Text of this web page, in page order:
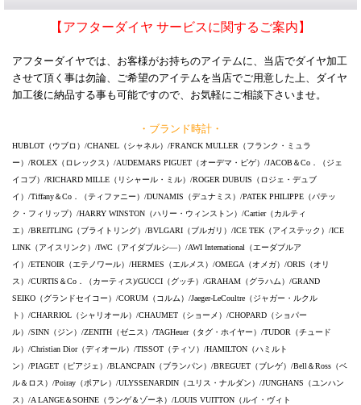
【アフターダイヤ サービスに関するご案内】
アフターダイヤでは、お客様がお持ちのアイテムに、当店でダイヤ加工
させて頂く事は勿論、ご希望のアイテムを当店でご用意した上、ダイヤ
加工後に納品する事も可能ですので、お気軽にご相談下さいませ。
・ブランド時計・
HUBLOT（ウブロ）/CHANEL（シャネル）/FRANCK MULLER（フランク・ミュラ
ー）/ROLEX（ロレックス）/AUDEMARS PIGUET（オーデマ・ピゲ）/JACOB＆Co．（ジェ
イコブ）/RICHARD MILLE（リシャール・ミル）/ROGER DUBUIS（ロジェ・デュブ
イ）/Tiffany＆Co．（ティファニー）/DUNAMIS（デュナミス）/PATEK PHILIPPE（パテッ
ク・フィリップ）/HARRY WINSTON（ハリー・ウィンストン）/Cartier（カルティ
エ）/BREITLING（ブライトリング）/BVLGARI（ブルガリ）/ICE TEK（アイステック）/ICE
LINK（アイスリンク）/IWC（アイダブルシ―）/AWI International（エーダブルア
イ）/ETENOIR（エテノワール）/HERMES（エルメス）/OMEGA（オメガ）/ORIS（オリ
ス）/CURTIS＆Co．（カーティス)/GUCCI（グッチ）/GRAHAM（グラハム）/GRAND
SEIKO（グランドセイコー）/CORUM（コルム）/Jaeger-LeCoultre（ジャガー・ルクル
ト）/CHARRIOL（シャリオール）/CHAUMET（ショーメ）/CHOPARD（ショパー
ル）/SINN（ジン）/ZENITH（ゼニス）/TAGHeuer（タグ・ホイヤー）/TUDOR（チュード
ル）/Christian Dior（ディオール）/TISSOT（ティソ）/HAMILTON（ハミルト
ン）/PIAGET（ピアジェ）/BLANCPAIN（ブランパン）/BREGUET（ブレゲ）/Bell＆Ross（ベ
ル＆ロス）/Poiray（ポアレ）/ULYSSENARDIN（ユリス・ナルダン）/JUNGHANS（ユンハン
ス）/A LANGE＆SOHNE（ランゲ＆ゾーネ）/LOUIS VUITTON（ルイ・ヴィト